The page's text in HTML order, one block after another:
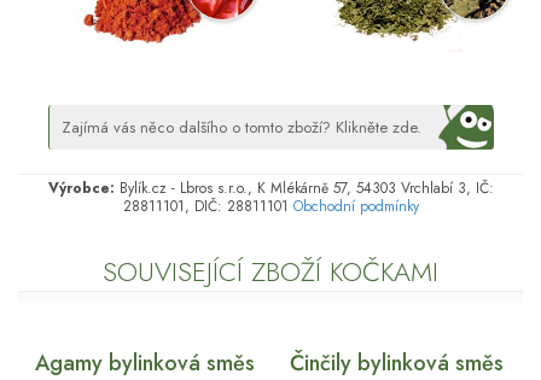
Zajímá vás něco dalšího o tomto zboží? Klikněte zde.
Výrobce: Bylík.cz - Lbros s.r.o., K Mlékárně 57, 54303 Vrchlabí 3, IČ:
28811101, DIČ: 28811101 Obchodní podmínky
SOUVISEJÍCÍ ZBOŽÍ KOČKAMI
Agamy bylinková směs Činčily bylinková směs